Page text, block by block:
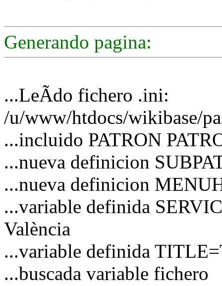
Generando pagina:
...LeÃ­do fichero .ini:
/u/www/htdocs/wikibase/
...incluido PATRON
...nueva definicion
...nueva definicion
...variable definida
València
...variable definida
...buscada variable fichero